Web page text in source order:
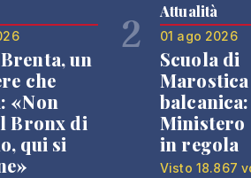
un
che
«Non
Bronx di
qui si
2 Attualità
01 ago 2026
Scuola di
Ministero
in regola
Visto 18.867